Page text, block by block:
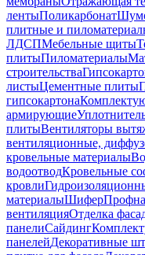
лентыПоликарбонат
плитные и
ЛДСПМебельные щиты
плитыПиломатериалы
строительства
листыЦементные плиты
гипсокартона
армирующие
плитыВентиляторы
вентиляционные,
кровельные материалы
водоотводКровельные
кровли
материалыШифер
вентиляцияОтделка
панелиСайдинг
панелейДекоративные